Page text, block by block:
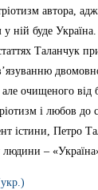
автора,
у ній буде
Таланчук
очищеного від
і любов до
істини, Петро
людини –